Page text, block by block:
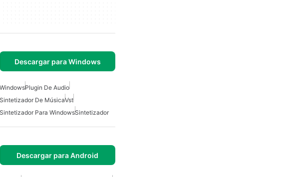
Descargar para Windows
WindowsPlugin De Audio
Sintetizador De MúsicaVst
Sintetizador Para WindowsSintetizador
Descargar para Android